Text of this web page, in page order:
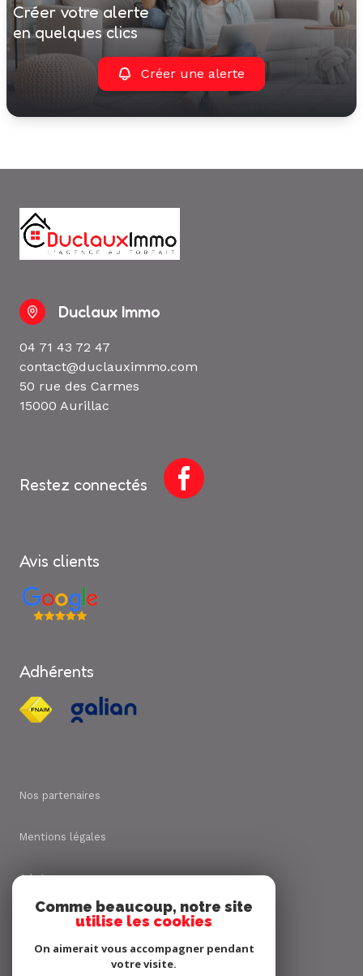
créer votre alerte
en quelques clics
Créer une alerte
Duclaux Immo
04 71 43 72 47
contact@duclauximmo.com
50 rue des Carmes
15000 Aurillac
Restez connectés
Avis clients
Adhérents
Nos partenaires
Mentions légales
Admin
Nos honoraires
Comme beaucoup, notre site
utilise les cookies
On aimerait vous accompagner pendant
votre visite.